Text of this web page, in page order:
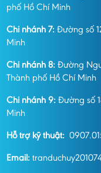
phố Hồ Chí Minh
Chi nhánh 7:Đường số
Minh
Chi nhánh 8:Đường
Thành phố Hồ Chí Minh
Chi nhánh 9:Đường số
Minh
Hỗ trợ kỹ thuật:
Email: